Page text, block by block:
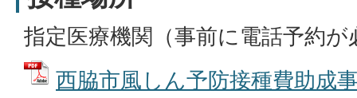
指定医療機関（事前に電話予約が
西脇市風しん予防接種費助成